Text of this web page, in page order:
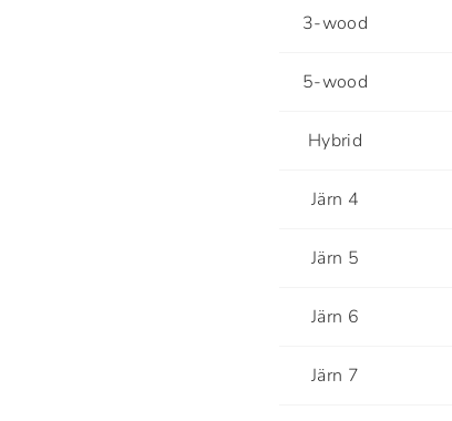
3-wood
5-wood
Hybrid
Järn 4
Järn 5
Järn 6
Järn 7